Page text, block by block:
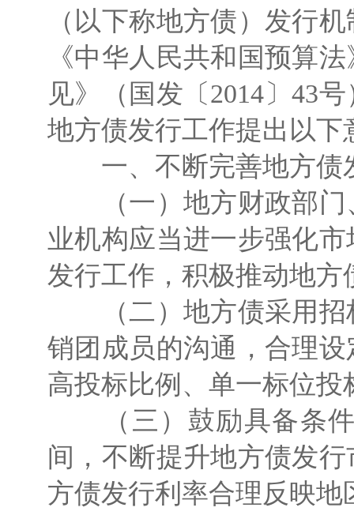
（以下称地方债）发行
《中华人民共和国预算
见》（国发〔2014〕43
地方债发行工作提出以下
一、不断完善地方债
（一）地方财政部门
业机构应当进一步强化
发行工作，积极推动地方
（二）地方债采用招
销团成员的沟通，合理
高投标比例、单一标位
（三）鼓励具备条件
间，不断提升地方债发
方债发行利率合理反映